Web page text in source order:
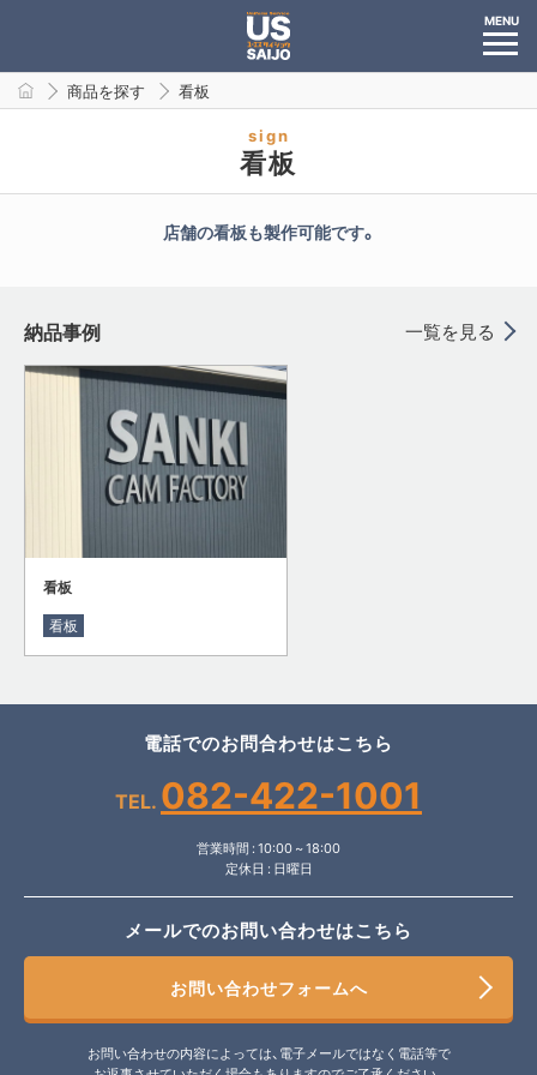
MENU
商品を探す
看板
sign
看板
店舗の看板も製作可能です。
納品事例 一覧を見る
看板
看板
電話でのお問合わせはこちら
TEL. 082-422-1001
営業時間 : 10:00 ~ 18:00
定休日 : 日曜日
メールでのお問い合わせはこちら
お問い合わせフォームへ
お問い合わせの内容によっては、電子メールではなく電話等で